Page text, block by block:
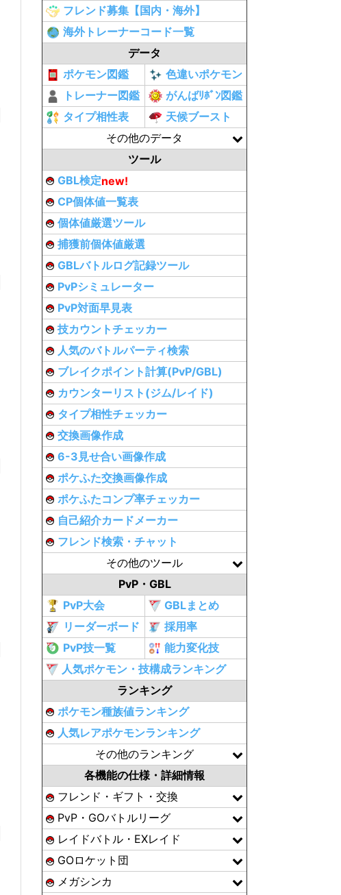
フレンド募集【国内・海外】
海外トレーナーコード一覧
データ
ポケモン図鑑
色違いポケモン
トレーナー図鑑
がんばﾘﾎﾞﾝ図鑑
タイプ相性表
天候ブースト
その他のデータ
ツール
GBL検定new!
CP個体値一覧表
個体値厳選ツール
捕獲前個体値厳選
GBLバトルログ記録ツール
PvPシミュレーター
PvP対面早見表
技カウントチェッカー
人気のバトルパーティ検索
ブレイクポイント計算(PvP/GBL)
カウンターリスト(ジム/レイド)
タイプ相性チェッカー
交換画像作成
6-3見せ合い画像作成
ポケふた交換画像作成
ポケふたコンプ率チェッカー
自己紹介カードメーカー
フレンド検索・チャット
その他のツール
PvP・GBL
PvP大会
GBLまとめ
リーダーボード
採用率
PvP技一覧
能力変化技
人気ポケモン・技構成ランキング
ランキング
ポケモン種族値ランキング
人気レアポケモンランキング
その他のランキング
各機能の仕様・詳細情報
フレンド・ギフト・交換
PvP・GOバトルリーグ
レイドバトル・EXレイド
GOロケット団
メガシンカ